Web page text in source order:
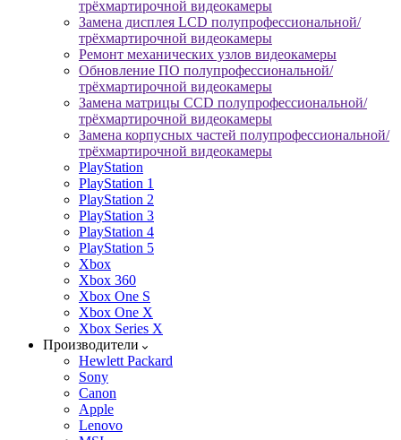
трёхмартирочной видеокамеры
Замена дисплея LCD полупрофессиональной/
трёхмартирочной видеокамеры
Ремонт механических узлов видеокамеры
Обновление ПО полупрофессиональной/
трёхмартирочной видеокамеры
Замена матрицы CCD полупрофессиональной/
трёхмартирочной видеокамеры
Замена корпусных частей полупрофессиональной/
трёхмартирочной видеокамеры
PlayStation
PlayStation 1
PlayStation 2
PlayStation 3
PlayStation 4
PlayStation 5
Xbox
Xbox 360
Xbox One S
Xbox One X
Xbox Series X
Производители
Hewlett Packard
Sony
Canon
Apple
Lenovo